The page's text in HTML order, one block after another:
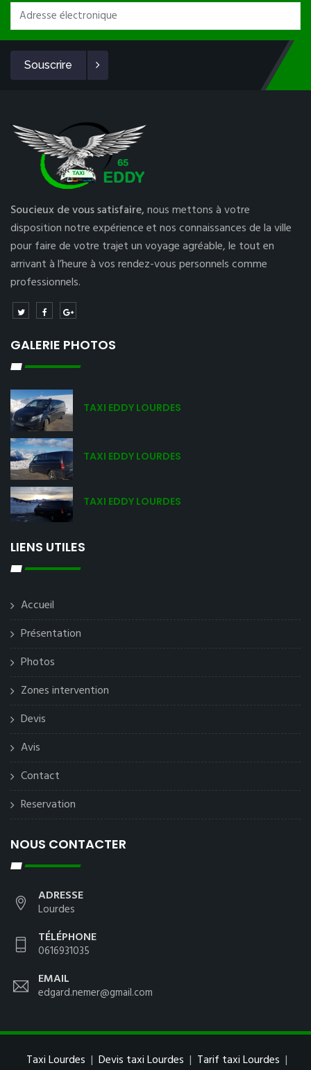
Souscrire
Soucieux de vous satisfaire,nous mettons à votre
disposition notre expérience et nos connaissances de la ville
pour faire de votre trajet un voyage agréable, le tout en
arrivant à l’heure à vos rendez-vous personnels comme
professionnels.
GALERIE PHOTOS
TAXI EDDY LOURDES
TAXI EDDY LOURDES
TAXI EDDY LOURDES
LIENS UTILES
Accueil
Présentation
Photos
Zones intervention
Devis
Avis
Contact
Reservation
NOUS CONTACTER
ADRESSE
Lourdes
TÉLÉPHONE
0616931035
EMAIL
edgard.nemer@gmail.com
Taxi Lourdes | Devis taxi Lourdes | Tarif taxi Lourdes |